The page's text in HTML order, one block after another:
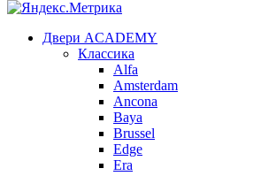
Двери ACADEMY
Классика
Alfa
Amsterdam
Ancona
Baya
Brussel
Edge
Era